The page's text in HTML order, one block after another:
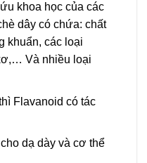
khoa học của các
dây có chứa: chất
khuẩn, các loại
Và nhiều loại
Flavanoid có tác
dạ dày và cơ thể